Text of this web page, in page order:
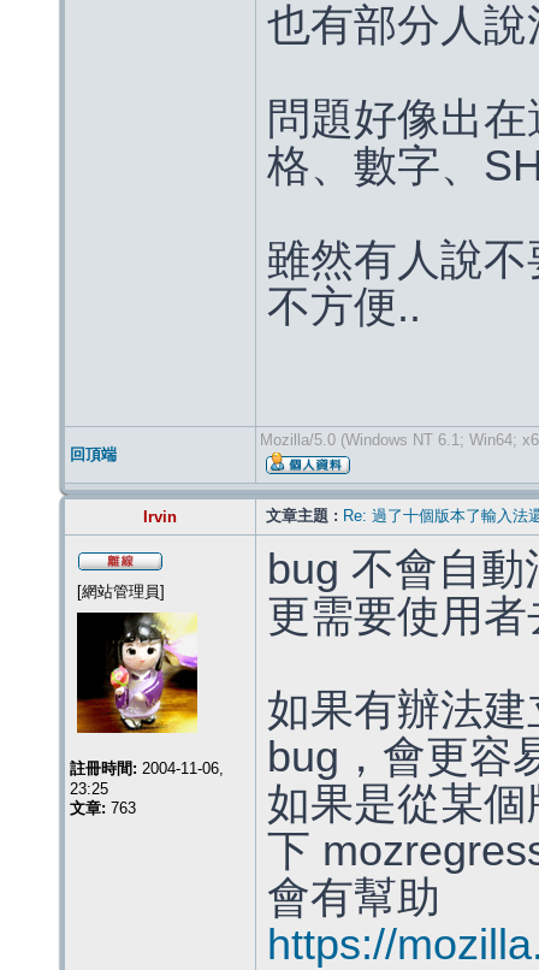
也有部分人
問題好像出
格、數字、
雖然有人說
不方便..
回頂端
Mozilla/5.0 (Windows NT 6.1; Win64;
Irvin 文章主題 : Re: 過了十個版本了輸入法
[網站管理員]
註冊時間: 2004-11-06,
23:25
文章: 763
bug 不會自
更需要使用
如果有辦法
bug，會更容
如果是從某
下
會有幫助
https://